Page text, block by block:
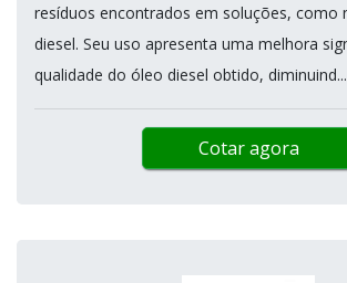
resíduos encontrados em soluções, como
diesel. Seu uso apresenta uma melhora
qualidade do óleo diesel obtido, diminuind...
Cotar agora